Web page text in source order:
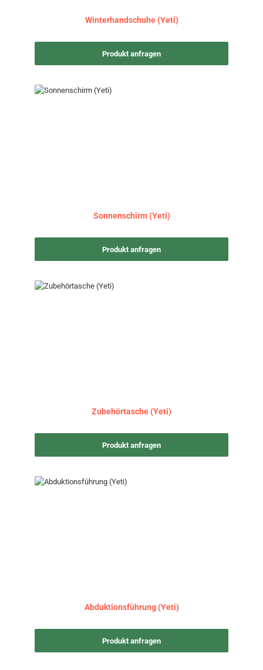
Winterhandschuhe (Yeti)
Produkt anfragen
Sonnenschirm (Yeti)
Produkt anfragen
Zubehörtasche (Yeti)
Produkt anfragen
Abduktionsführung (Yeti)
Produkt anfragen